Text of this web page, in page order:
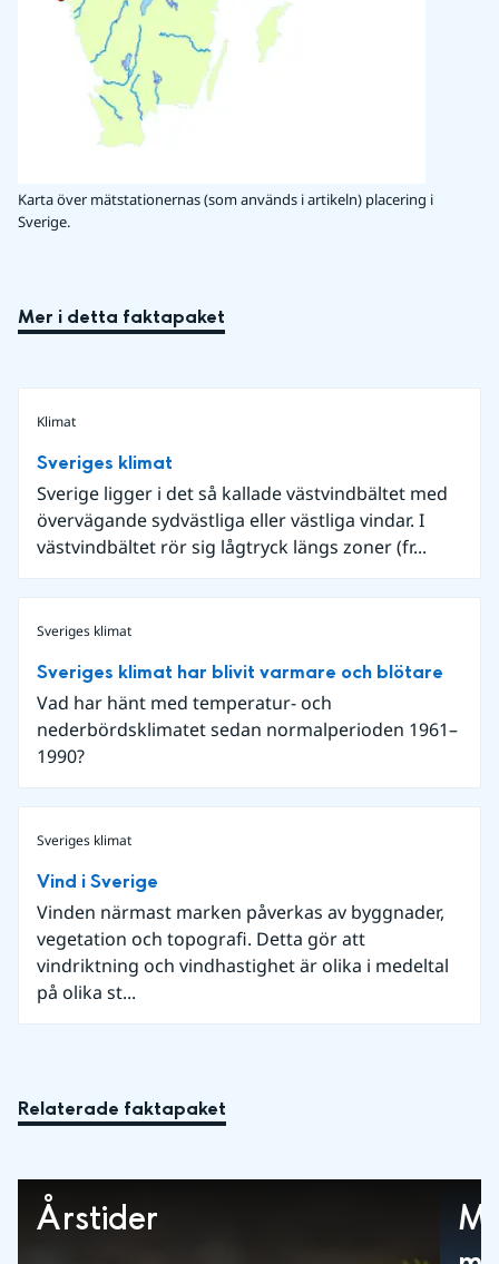
Karta över mätstationernas (som används i artikeln) placering i
Sverige.
Mer i detta faktapaket
Klimat
Sveriges klimat
Sverige ligger i det så kallade västvindbältet med
övervägande sydvästliga eller västliga vindar. I
västvindbältet rör sig lågtryck längs zoner (fr...
Sveriges klimat
Sveriges klimat har blivit varmare och blötare
Vad har hänt med temperatur- och
nederbördsklimatet sedan normalperioden 1961–
1990?
Sveriges klimat
Vind i Sverige
Vinden närmast marken påverkas av byggnader,
vegetation och topografi. Detta gör att
vindriktning och vindhastighet är olika i medeltal
på olika st...
Relaterade faktapaket
Årstider